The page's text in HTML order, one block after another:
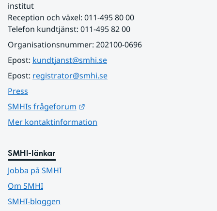
institut
Reception och växel: 011-495 80 00
Telefon kundtjänst: 011-495 82 00
Organisationsnummer: 202100-0696
Epost: kundtjanst@smhi.se
Epost: registrator@smhi.se
Press
SMHIs frågeforum
Mer kontaktinformation
SMHI-länkar
Jobba på SMHI
Om SMHI
SMHI-bloggen